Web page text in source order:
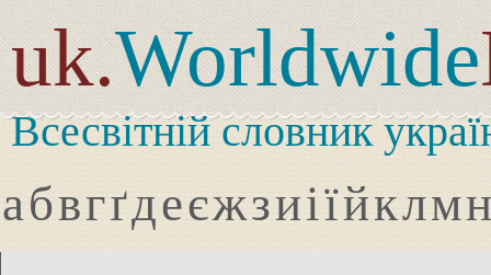
uk.Worldwide
Всесвітній словник
абвгґдеєжзиіїйклмн